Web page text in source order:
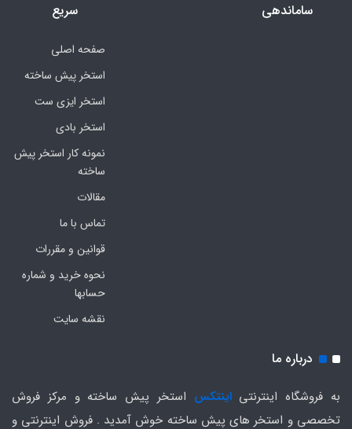
ساماندهی
سریع
صفحه اصلی
استخر پیش ساخته
استخر ایزی ست
استخر بادی
نمونه کار استخر پیش
ساخته
مقالات
تماس با ما
قوانین و مقررات
نحوه خرید و شماره
حسابها
نقشه سایت
درباره ما
به فروشگاه اینترنتیاینتکس استخر پیش ساخته و مرکز فروش
تخصصی و استخر های پیش ساخته خوش آمدید . فروش اینترنتی و